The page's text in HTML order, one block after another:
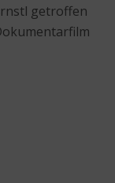
getroffen